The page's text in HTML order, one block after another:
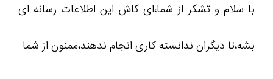
با سلام و تشکر از شما،ای کاش این اطلاعات رسانه ای
بشه،تا دیگران ندانسته کاری انجام ندهند،ممنون از شما